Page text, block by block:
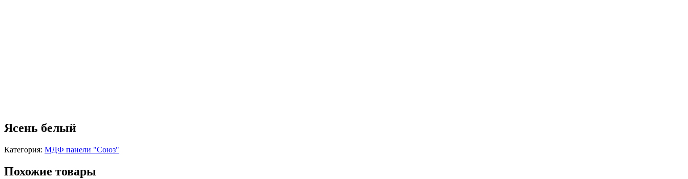
Ясень белый
Категория: МДФ панели "Союз"
Похожие товары